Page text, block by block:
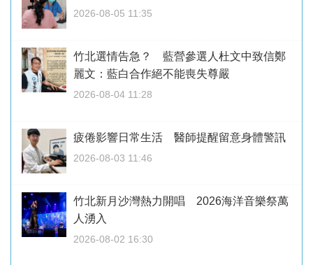
2026-08-05 11:35
竹北選情告急？ 藍營參選人杜文中致信鄭
麗文：藍白合作絕不能喪失尊嚴
2026-08-04 11:28
疲倦影響日常生活 醫師提醒留意身體警訊
2026-08-03 11:46
竹北新月沙灣熱力開唱 2026海洋音樂祭萬
人湧入
2026-08-02 16:30